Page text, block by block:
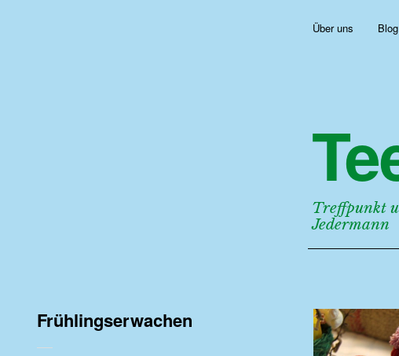
Über uns Blog
Treffpunkt
Jedermann
Frühlingserwachen